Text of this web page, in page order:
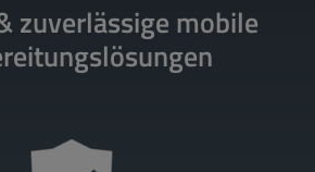
zuverlässige mobile